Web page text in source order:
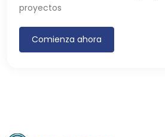
proyectos
Comienza ahora